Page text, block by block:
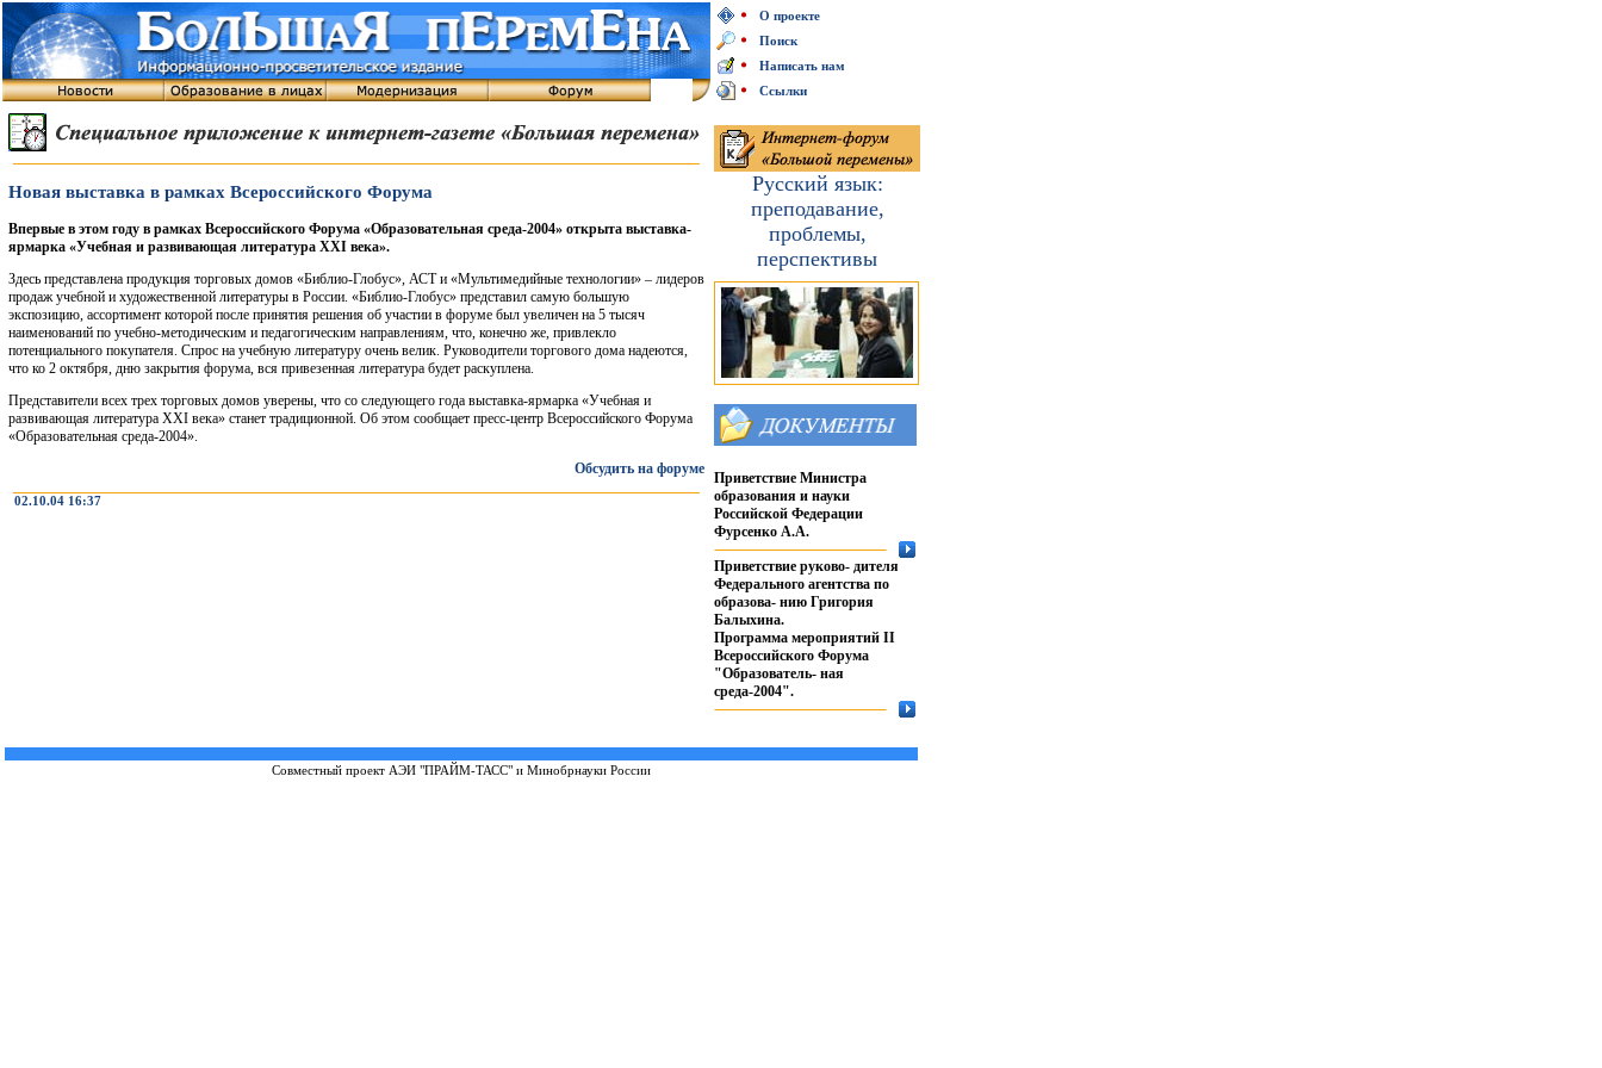
Новая выставка в рамках Всероссийского Форума
Впервые в этом году в рамках Всероссийского Форума «Образовательная среда-2004» открыта выставка-
ярмарка «Учебная и развивающая литература XXI века».
Здесь представлена продукция торговых домов «Библио-Глобус», АСТ и «Мультимедийные технологии» – лидеров
продаж учебной и художественной литературы в России. «Библио-Глобус» представил самую большую
экспозицию, ассортимент которой после принятия решения об участии в форуме был увеличен на 5 тысяч
наименований по учебно-методическим и педагогическим направлениям, что, конечно же, привлекло
потенциального покупателя. Спрос на учебную литературу очень велик. Руководители торгового дома надеются,
что ко 2 октября, дню закрытия форума, вся привезенная литература будет раскуплена.
Представители всех трех торговых домов уверены, что со следующего года выставка-ярмарка «Учебная и
развивающая литература XXI века» станет традиционной. Об этом сообщает пресс-центр Всероссийского Форума
«Образовательная среда-2004».
Обсудить на форуме
02.10.04 16:37
О проекте
Поиск
Написать нам
Ссылки
Русский язык:
преподавание,
проблемы,
перспективы
Приветствие Министра
образования и науки
Российской Федерации
Фурсенко А.А.
Приветствие руково- дителя
Федерального агентства по
образова- нию Григория
Балыхина.
Программа мероприятий II
Всероссийского Форума
"Образователь- ная
среда-2004".
Совместный проект АЭИ "ПРАЙМ-ТАСС" и Минобрнауки России